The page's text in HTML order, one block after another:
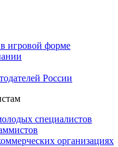
игровой форме
России
специалистов
организациях